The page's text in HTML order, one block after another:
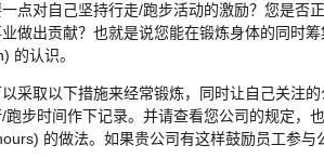
点对自己坚持行走/跑步活动的激励？您是否
做出贡献？也就是说您能在锻炼身体的同时
的认识。
采取以下措施来经常锻炼，同时让自己关注
跑步时间作下记录。并请查看您公司的规定，
的做法。如果贵公司有这样鼓励员工参与